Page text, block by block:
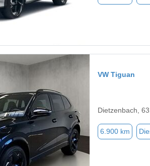
VW Tiguan
Dietzenbach,
6.900 km